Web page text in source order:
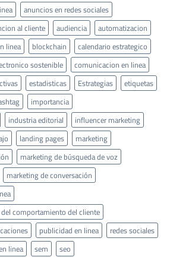
anuncios en redes sociales
al cliente audiencia
automatizacion
linea
blockchain
calendario estrategico
sostenible
comunicacion en linea
estadisticas Estrategias
etiquetas
importancia
industria editorial
influencer marketing
landing pages
marketing
marketing de búsqueda de voz
marketing de conversación
comportamiento del cliente
publicidad en linea
redes sociales
linea sem
seo